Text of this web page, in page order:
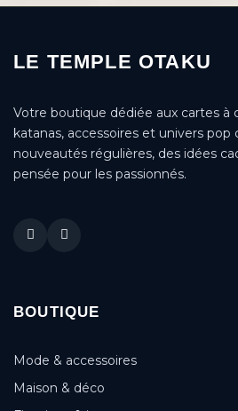
LE TEMPLE OTAKU
Votre boutique dédiée aux cartes à
katanas, accessoires et univers pop
nouveautés régulières, des idées
pensée pour les passionnés.
BOUTIQUE
Mode & accessoires
Maison & déco